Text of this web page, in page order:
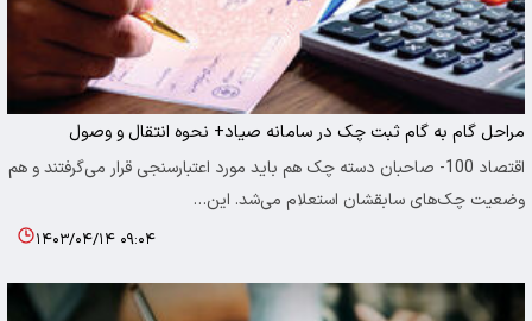
مراحل گام به گام ثبت چک در سامانه صیاد+ نحوه انتقال و وصول
اقتصاد 100- صاحبان دسته چک هم باید مورد اعتبارسنجی قرار می‌گرفتند و هم
وضعیت چک‌های سابقشان استعلام می‌شد. این…
۱۴۰۳/۰۴/۱۴ ۰۹:۰۴